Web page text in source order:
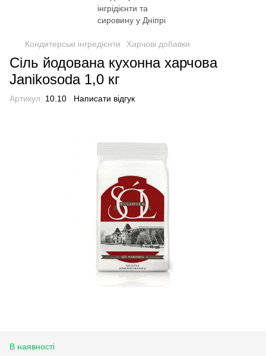
Кондитерські інгредієнти Харчові добавки
Сіль йодована кухонна харчова
Janikosoda 1,0 кг
Артикул: 10.10 Написати відгук
В наявності